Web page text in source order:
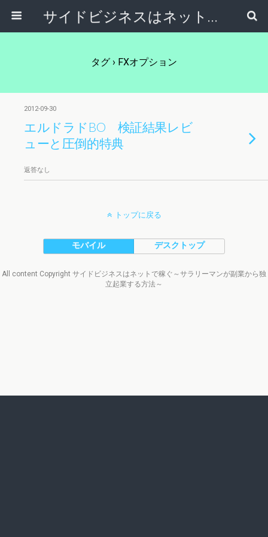
サイドビジネスはネットで稼ぐ～サラリーマンが副業から独立起業する方法～
タグ › FXオプション
2012-09-30
エルドラドBO 検証結果レビ
ューと圧倒的特典
返答なし
トップに戻る
モバイル デスクトップ
All content Copyright サイドビジネスはネットで稼ぐ～サラリーマンが副業から独
立起業する方法～